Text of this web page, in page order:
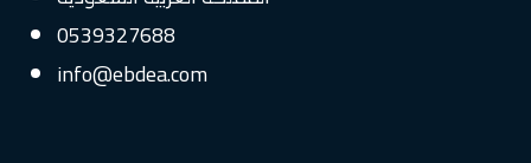
0539327688
info@ebdea.com